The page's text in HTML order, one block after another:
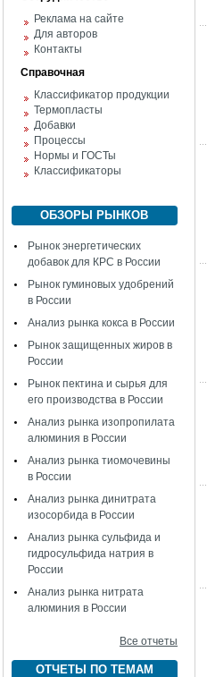
Реклама на сайте
Для авторов
Контакты
Справочная
Классификатор продукции
Термопласты
Добавки
Процессы
Нормы и ГОСТы
Классификаторы
ОБЗОРЫ РЫНКОВ
Рынок энергетических
добавок для КРС в России
Рынок гуминовых удобрений
в России
Анализ рынка кокса в России
Рынок защищенных жиров в
России
Рынок пектина и сырья для
его производства в России
Анализ рынка изопропилата
алюминия в России
Анализ рынка тиомочевины
в России
Анализ рынка динитрата
изосорбида в России
Анализ рынка сульфида и
гидросульфида натрия в
России
Анализ рынка нитрата
алюминия в России
Все отчеты
ОТЧЕТЫ ПО ТЕМАМ